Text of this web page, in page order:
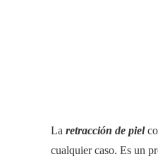
La retracción de piel
cualquier caso. Es un